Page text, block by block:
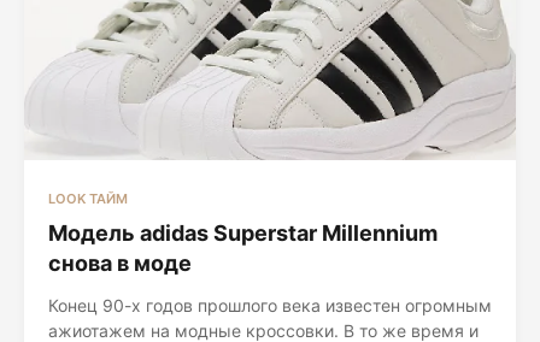
LOOK ТАЙМ
Модель adidas Superstar Millennium
снова в моде
Конец 90-х годов прошлого века известен огромным
ажиотажем на модные кроссовки. В то же время и